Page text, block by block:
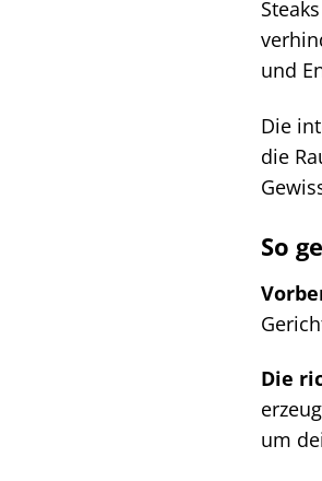
und
Die
die
So
Die
um